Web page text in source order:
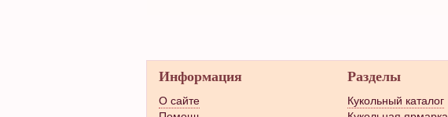
Информация
О сайте
Разделы
Кукольный каталог